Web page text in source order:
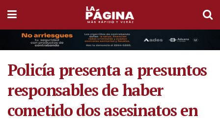
Policía presenta a presuntos
responsables de haber
cometido dos asesinatos en